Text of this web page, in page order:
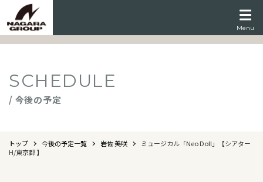
Menu
SCHEDULE
/ 今後の予定
トップ 今後の予定一覧 岩佐 美咲
ミュージカル「Neo Doll」【シアター
H/東京都 】